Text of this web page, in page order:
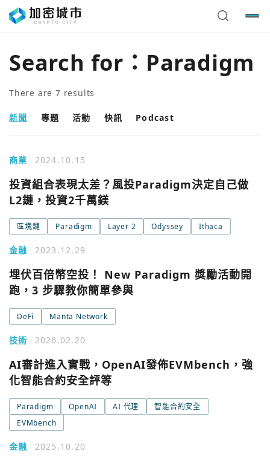
Search for： Paradigm
There are 7 results
新聞 專題 活動 快訊 Podcast
商業 2024.10.15
投資組合表現太差？風投Paradigm決定自己做
L2鏈，投資2千萬鎂
區塊鏈 Paradigm Layer 2 Odyssey Ithaca
金融 2023.12.29
埋伏百倍幣空投！ New Paradigm 獎勵活動開
跑，3 步驟教你簡單參與
DeFi Manta Network
技術 2026.02.20
AI審計進入實戰，OpenAI發佈EVMbench，強
化智能合約安全評等
Paradigm OpenAI AI 代理
智能合約安全
EVMbench
金融 2025.10.20